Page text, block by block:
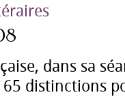
dans sa
distinctions